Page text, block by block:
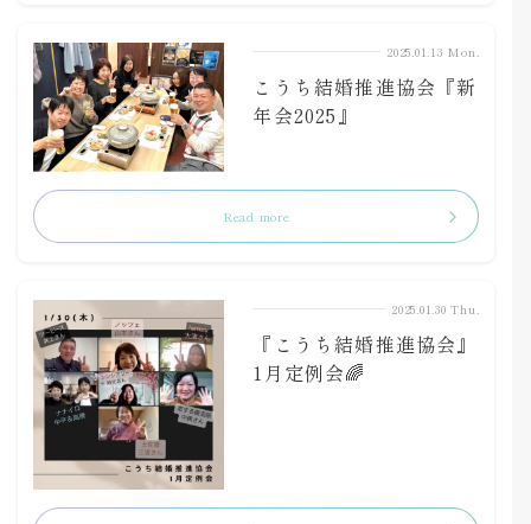
2025.01.13 Mon.
こうち結婚推進協会『新
年会2025』
Read more
2025.01.30 Thu.
『こうち結婚推進協会』
1月定例会🌈